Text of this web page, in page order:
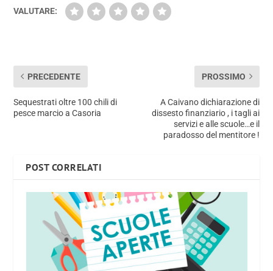
VALUTARE:
PRECEDENTE
Sequestrati oltre 100 chili di
pesce marcio a Casoria
PROSSIMO
A Caivano dichiarazione di
dissesto finanziario , i tagli ai
servizi e alle scuole…e il
paradosso del mentitore !
POST CORRELATI